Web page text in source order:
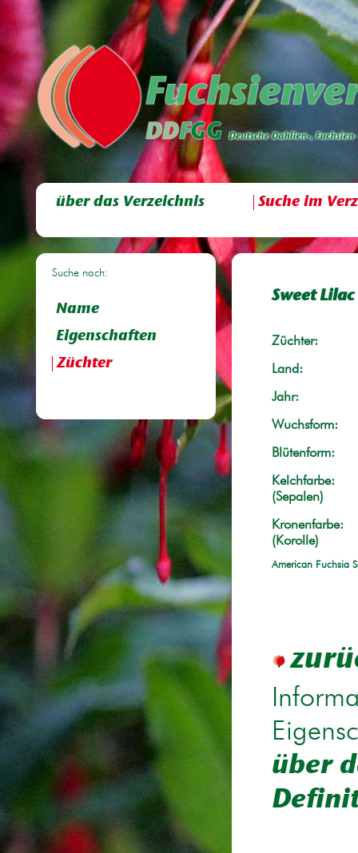
über das Verzeichnis Suche im
Suche nach:
Name
Eigenschaften
Züchter
Sweet Lilac
Züchter:
Land:
Jahr:
Wuchsform:
Blütenform:
Kelchfarbe:
(Sepalen)
Kronenfarbe:
(Korolle)
American Fuchsia
über